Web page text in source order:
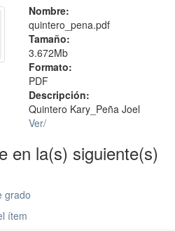
Nombre:
quintero_pena.pdf
Tamaño:
3.672Mb
Formato:
PDF
Descripción:
Quintero Kary_Peña Joel
Ver/
en la(s) siguiente(s)
grado
ítem